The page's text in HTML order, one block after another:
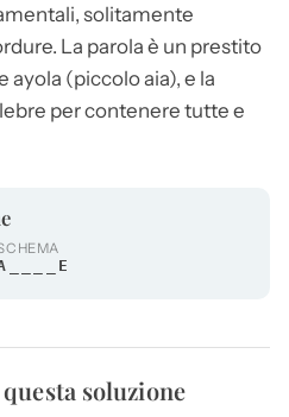
solitamente
La parola è un prestito
(piccolo aia), e la
per contenere tutte e
soluzione